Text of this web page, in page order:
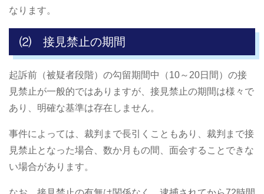
なります。
⑵ 接見禁止の期間
起訴前（被疑者段階）の勾留期間中（10～20日間）の接
見禁止が一般的ではありますが、接見禁止の期間は様々で
あり、明確な基準は存在しません。
事件によっては、裁判まで長引くこともあり、裁判まで接
見禁止となった場合、数か月もの間、面会することできな
い場合があります。